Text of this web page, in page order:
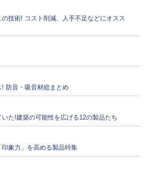
技術! コスト削減、人手不足などにオスス
防音・吸音材総まとめ
いた!建築の可能性を広げる12の製品たち
象力」を高める製品特集